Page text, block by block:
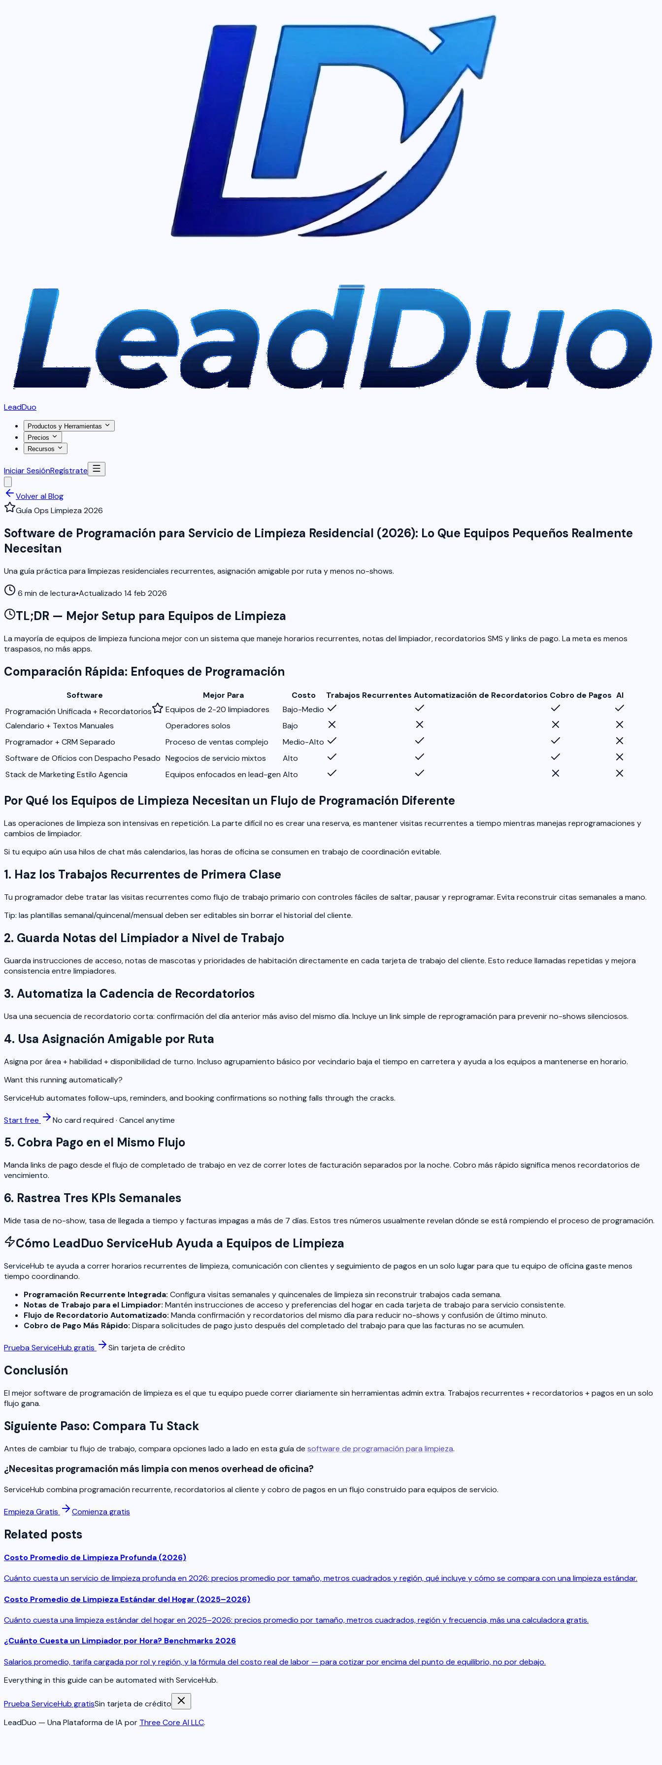
LeadDuo
Productos y Herramientas
Precios
Recursos
Iniciar SesiónRegístrate
Volver al Blog
Guía Ops Limpieza 2026
Software de Programación para Servicio de Limpieza Residencial (2026): Lo Que Equipos Pequeños Realmente
Necesitan
Una guía práctica para limpiezas residenciales recurrentes, asignación amigable por ruta y menos no-shows.
6 min de lectura•Actualizado 14 feb 2026
TL;DR — Mejor Setup para Equipos de Limpieza
La mayoría de equipos de limpieza funciona mejor con un sistema que maneje horarios recurrentes, notas del limpiador, recordatorios SMS y links de pago. La meta es menos
traspasos, no más apps.
Comparación Rápida: Enfoques de Programación
Software Mejor Para Costo Trabajos Recurrentes Automatización de Recordatorios Cobro de Pagos AI
Programación Unificada + Recordatorios
Equipos de 2-20 limpiadores
Bajo-Medio
Calendario + Textos Manuales
Operadores solos
Bajo
Programador + CRM Separado
Proceso de ventas complejo
Medio-Alto
Software de Oficios con Despacho Pesado Negocios de servicio mixtos
Alto
Stack de Marketing Estilo Agencia
Equipos enfocados en lead-gen Alto
Por Qué los Equipos de Limpieza Necesitan un Flujo de Programación Diferente
Las operaciones de limpieza son intensivas en repetición. La parte difícil no es crear una reserva, es mantener visitas recurrentes a tiempo mientras manejas reprogramaciones y
cambios de limpiador.
Si tu equipo aún usa hilos de chat más calendarios, las horas de oficina se consumen en trabajo de coordinación evitable.
1. Haz los Trabajos Recurrentes de Primera Clase
Tu programador debe tratar las visitas recurrentes como flujo de trabajo primario con controles fáciles de saltar, pausar y reprogramar. Evita reconstruir citas semanales a mano.
Tip: las plantillas semanal/quincenal/mensual deben ser editables sin borrar el historial del cliente.
2. Guarda Notas del Limpiador a Nivel de Trabajo
Guarda instrucciones de acceso, notas de mascotas y prioridades de habitación directamente en cada tarjeta de trabajo del cliente. Esto reduce llamadas repetidas y mejora
consistencia entre limpiadores.
3. Automatiza la Cadencia de Recordatorios
Usa una secuencia de recordatorio corta: confirmación del día anterior más aviso del mismo día. Incluye un link simple de reprogramación para prevenir no-shows silenciosos.
4. Usa Asignación Amigable por Ruta
Asigna por área + habilidad + disponibilidad de turno. Incluso agrupamiento básico por vecindario baja el tiempo en carretera y ayuda a los equipos a mantenerse en horario.
Want this running automatically?
ServiceHub automates follow-ups, reminders, and booking confirmations so nothing falls through the cracks.
Start free No card required · Cancel anytime
5. Cobra Pago en el Mismo Flujo
Manda links de pago desde el flujo de completado de trabajo en vez de correr lotes de facturación separados por la noche. Cobro más rápido significa menos recordatorios de
vencimiento.
6. Rastrea Tres KPIs Semanales
Mide tasa de no-show, tasa de llegada a tiempo y facturas impagas a más de 7 días. Estos tres números usualmente revelan dónde se está rompiendo el proceso de programación.
Cómo LeadDuo ServiceHub Ayuda a Equipos de Limpieza
ServiceHub te ayuda a correr horarios recurrentes de limpieza, comunicación con clientes y seguimiento de pagos en un solo lugar para que tu equipo de oficina gaste menos
tiempo coordinando.
Programación Recurrente Integrada: Configura visitas semanales y quincenales de limpieza sin reconstruir trabajos cada semana.
Notas de Trabajo para el Limpiador: Mantén instrucciones de acceso y preferencias del hogar en cada tarjeta de trabajo para servicio consistente.
Flujo de Recordatorio Automatizado: Manda confirmación y recordatorios del mismo día para reducir no-shows y confusión de último minuto.
Cobro de Pago Más Rápido: Dispara solicitudes de pago justo después del completado del trabajo para que las facturas no se acumulen.
Prueba ServiceHub gratis Sin tarjeta de crédito
Conclusión
El mejor software de programación de limpieza es el que tu equipo puede correr diariamente sin herramientas admin extra. Trabajos recurrentes + recordatorios + pagos en un solo
flujo gana.
Siguiente Paso: Compara Tu Stack
Antes de cambiar tu flujo de trabajo, compara opciones lado a lado en esta guía de software de programación para limpieza.
¿Necesitas programación más limpia con menos overhead de oficina?
ServiceHub combina programación recurrente, recordatorios al cliente y cobro de pagos en un flujo construido para equipos de servicio.
Empieza Gratis Comienza gratis
Related posts
Costo Promedio de Limpieza Profunda (2026)
Cuánto cuesta un servicio de limpieza profunda en 2026: precios promedio por tamaño, metros cuadrados y región, qué incluye y cómo se compara con una limpieza estándar.
Costo Promedio de Limpieza Estándar del Hogar (2025–2026)
Cuánto cuesta una limpieza estándar del hogar en 2025–2026: precios promedio por tamaño, metros cuadrados, región y frecuencia, más una calculadora gratis.
¿Cuánto Cuesta un Limpiador por Hora? Benchmarks 2026
Salarios promedio, tarifa cargada por rol y región, y la fórmula del costo real de labor — para cotizar por encima del punto de equilibrio, no por debajo.
Everything in this guide can be automated with ServiceHub.
Prueba ServiceHub gratisSin tarjeta de crédito
LeadDuo — Una Plataforma de IA por Three Core AI LLC.